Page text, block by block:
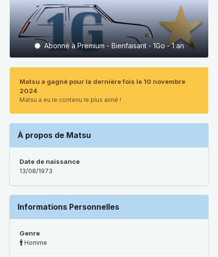
Abonné à Premium - Bienfaisant - 1Go - 1 an
Matsu a gagné pour la dernière fois le 10 novembre
2024
Matsu a eu le contenu le plus aimé !
À propos de Matsu
Date de naissance
13/08/1973
Informations Personnelles
Genre
🚹 Homme